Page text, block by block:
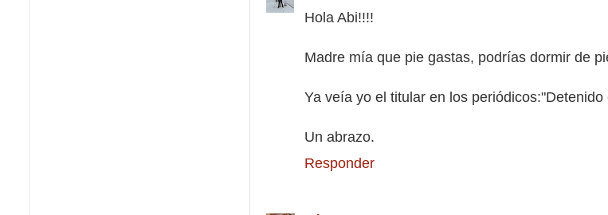
Hola Abi!!!!
Madre mía que pie gastas, podrías dormir de
Ya veía yo el titular en los
Un abrazo.
Responder